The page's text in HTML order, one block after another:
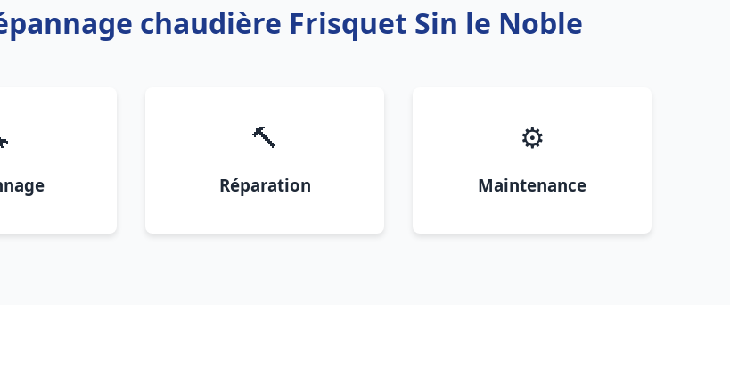
chaudière Frisquet Sin le Noble
🔨
Réparation
⚙️
Maintenance